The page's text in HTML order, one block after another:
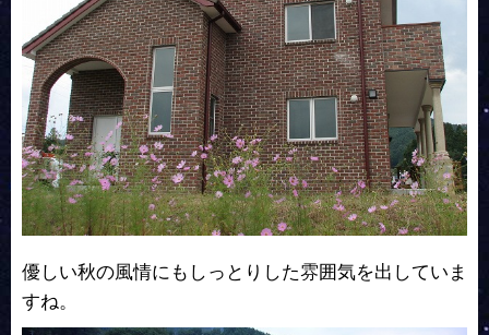
優しい秋の風情にもしっとりした雰囲気を出していま
すね。